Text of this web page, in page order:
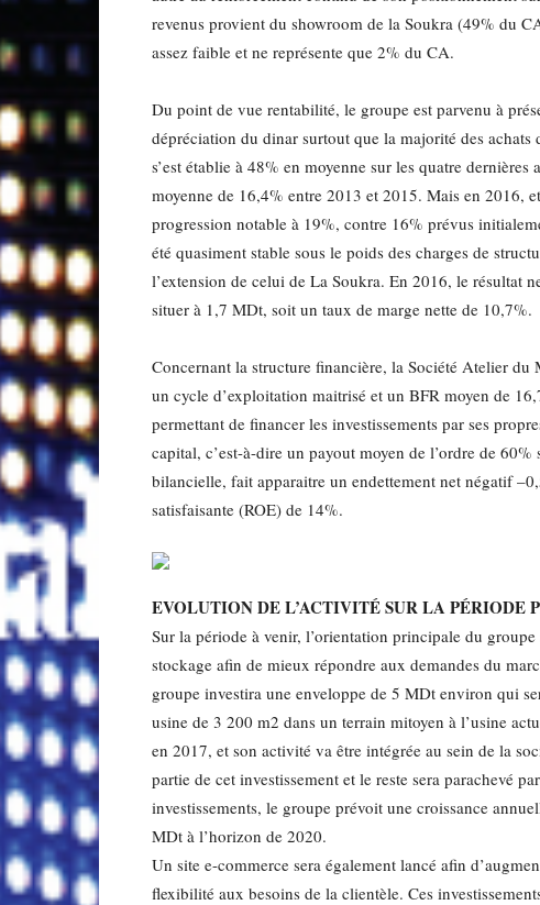
revenus provient du showroom de la Soukra (49% du
assez faible et ne représente que 2% du CA.
Du point de vue rentabilité, le groupe est parvenu à
dépréciation du dinar surtout que la majorité des
s’est établie à 48% en moyenne sur les quatre dernières
moyenne de 16,4% entre 2013 et 2015. Mais en 2016,
progression notable à 19%, contre 16% prévus
été quasiment stable sous le poids des charges de
l’extension de celui de La Soukra. En 2016, le résultat
situer à 1,7 MDt, soit un taux de marge nette de 10,7%.
Concernant la structure financière, la Société Atelier
un cycle d’exploitation maitrisé et un BFR moyen de
permettant de financer les investissements par ses
capital, c’est-à-dire un payout moyen de l’ordre de
bilancielle, fait apparaitre un endettement net négatif
satisfaisante (ROE) de 14%.
EVOLUTION DE L’ACTIVITÉ SUR LA PÉRIODE
Sur la période à venir, l’orientation principale du
stockage afin de mieux répondre aux demandes du
groupe investira une enveloppe de 5 MDt environ qui
usine de 3 200 m2 dans un terrain mitoyen à l’usine
en 2017, et son activité va être intégrée au sein de la
partie de cet investissement et le reste sera parachevé
investissements, le groupe prévoit une croissance
MDt à l’horizon de 2020.
Un site e-commerce sera également lancé afin
flexibilité aux besoins de la clientèle. Ces